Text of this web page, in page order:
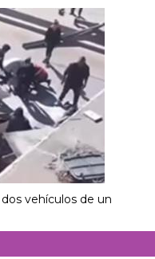
vehículos de un